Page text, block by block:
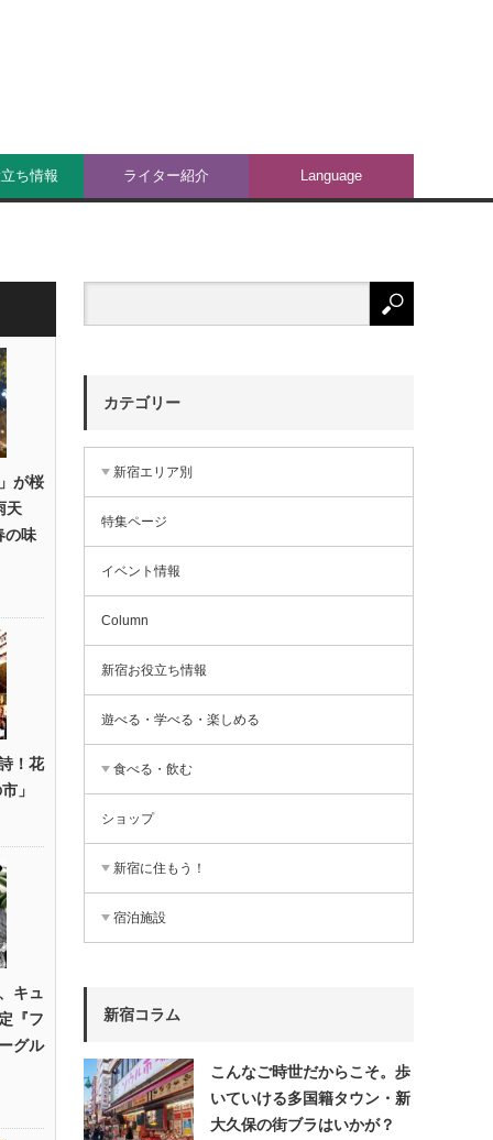
ち情報 ライター紹介 Language
が桜
天
の味
！花
」
キュ
『フ
グル
カテゴリー
新宿エリア別
特集ページ
イベント情報
Column
新宿お役立ち情報
遊べる・学べる・楽しめる
食べる・飲む
ショップ
新宿に住もう！
宿泊施設
新宿コラム
こんなご時世だからこそ。歩
いていける多国籍タウン・新
大久保の街ブラはいかが？